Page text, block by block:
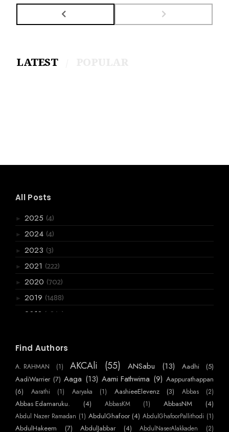
LATEST
All Posts
► 2025 (4)
► 2024 (4)
► 2023 (3)
► 2021 (222)
► 2020 (702)
► 2019 (1488)
2018 (3867)
▼2016(2955)
(720)
► November(770)
►October (586)
▼ September (384)
ഒരു ആത്മത്യക്കുറി പ്പ്
Find Authors
A. RAHMAN (1) AKCAli (55) ANSabu (13) Aadhi
(5)
AadiWarrier (7) Aaga (13) Aami Fathwima (9) Aappurathappan
(6)
Aarathi (1) Aaryaka (1) AashieeElevenz (3) Abbas (2)
Abbas Edamaruku. (4) AbbasKM (1) AbbasNM (4)
Abdul Nazer Ramadan (1) AbdulGhafoor (4) AbdulGhafoorPallithodi (1)
AbdulHakeem (7) AbdulJabbar (4) AbdulNaserAlakkaden (2)